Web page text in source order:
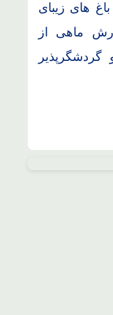
های زیبای
ماهی از